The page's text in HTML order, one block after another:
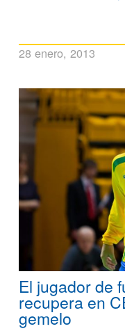
28 enero, 2013
El jugador de
recupera en
gemelo